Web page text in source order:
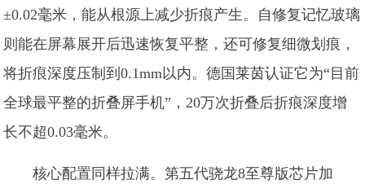
±0.02毫米，能从根源上减少折痕产生。自修复记忆玻璃
则能在屏幕展开后迅速恢复平整，还可修复细微划痕，
将折痕深度压制到0.1mm以内。德国莱茵认证它为“目前
全球最平整的折叠屏手机”，20万次折叠后折痕深度增
长不超0.03毫米。
核心配置同样拉满。第五代骁龙8至尊版芯片加